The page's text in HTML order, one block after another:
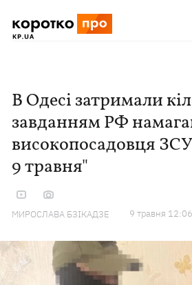
В Одесі затримали
завданням РФ
високопосадовця
9 травня"
МИРОСЛАВА БЗІКАДЗЕ 9 травня 12:06